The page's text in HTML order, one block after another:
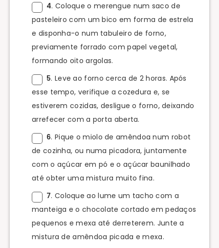
4. Coloque o merengue num saco de
pasteleiro com um bico em forma de estrela
e disponha-o num tabuleiro de forno,
previamente forrado com papel vegetal,
formando oito argolas.
5. Leve ao forno cerca de 2 horas. Após
esse tempo, verifique a cozedura e, se
estiverem cozidas, desligue o forno, deixando
arrefecer com a porta aberta.
6. Pique o miolo de amêndoa num robot
de cozinha, ou numa picadora, juntamente
com o açúcar em pó e o açúcar baunilhado
até obter uma mistura muito fina.
7. Coloque ao lume um tacho com a
manteiga e o chocolate cortado em pedaços
pequenos e mexa até derreterem. Junte a
mistura de amêndoa picada e mexa.